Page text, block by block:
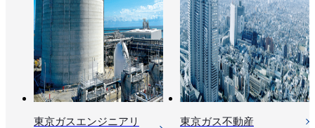
東京ガスエンジニアリ
東京ガス不動産